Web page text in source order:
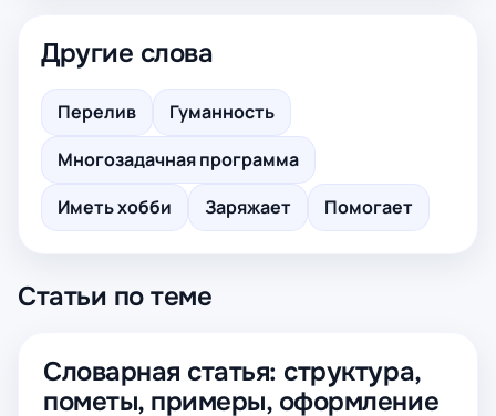
Другие слова
Перелив
Гуманность
Многозадачная программа
Иметь хобби
Заряжает Помогает
Статьи по теме
Словарная статья: структура,
пометы, примеры, оформление